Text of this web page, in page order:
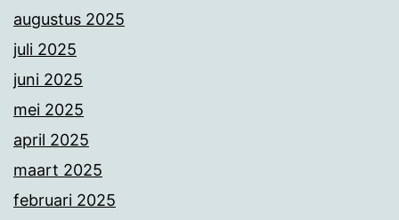
augustus 2025
juli 2025
juni 2025
mei 2025
april 2025
maart 2025
februari 2025